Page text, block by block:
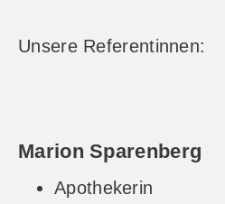
Unsere Referentinnen:
Marion Sparenberg
Apothekerin